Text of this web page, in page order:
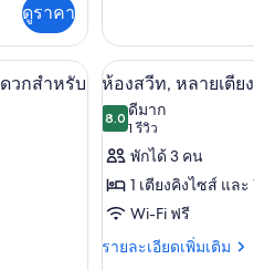
ดูราคา
พร้อม
สิ่ง
อำนวย
ความ
สะดวก
สำหรับ
เกี่ยว
กับ
ห้อง
ท,
หลาย
เตียง,
พร้อม
อำนวย
ความ
สะดวก
ย็นขนาดใหญ่, ไมโครเวฟ, เตาอบ
วกสำหรับ
เปิด
ภาพถ่าย
ทั้งหมด
ของ
ห้อง
7
ห้องสวีท, หลายเตี
8.08.0 จาก 10
ดีมาก
1 รีวิว
(1
รีวิว)
พักได้ 3 คน
1 เตียงคิงไซส์ และ
Wi-Fi ฟรี
รายละเอียดเพิ่มเติม
ราย